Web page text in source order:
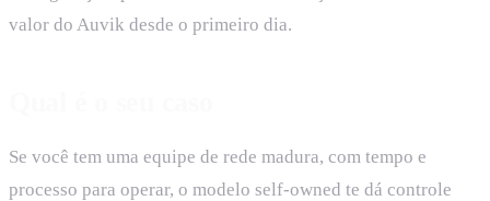
valor do Auvik desde o primeiro dia.
Se você tem uma equipe de rede madura, com tempo e
processo para operar, o modelo self-owned te dá controle